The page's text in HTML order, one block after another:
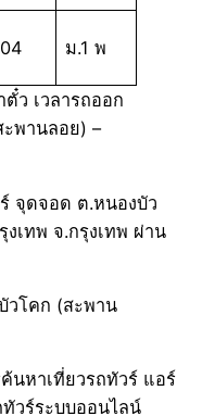
ม.1 พ
ว เวลารถออก
พานลอย) –
จุดจอด ต.หนองบัว
เทพ จ.กรุงเทพ ผ่าน
นหาเที่ยวรถทัวร์ แอร์
วร์ระบบออนไลน์